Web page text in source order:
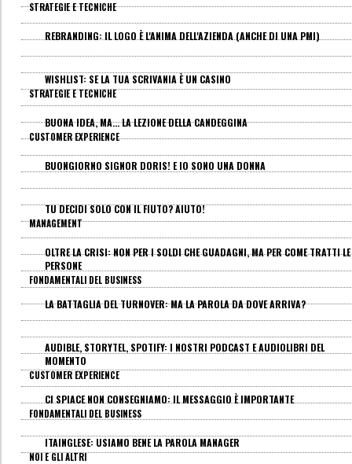
STRATEGIE E TECNICHE
REBRANDING: IL LOGO È L'ANIMA DELL'AZIENDA (ANCHE DI UNA PMI)
WISHLIST: SE LA TUA SCRIVANIA È UN CASINO
STRATEGIE E TECNICHE
BUONA IDEA, MA... LA LEZIONE DELLA CANDEGGINA
CUSTOMER EXPERIENCE
BUONGIORNO SIGNOR DORIS! E IO SONO UNA DONNA
TU DECIDI SOLO CON IL FIUTO? AIUTO!
MANAGEMENT
OLTRE LA CRISI: NON PER I SOLDI CHE GUADAGNI, MA PER COME TRATTI LE
PERSONE
FONDAMENTALI DEL BUSINESS
LA BATTAGLIA DEL TURNOVER: MA LA PAROLA DA DOVE ARRIVA?
AUDIBLE, STORYTEL, SPOTIFY: I NOSTRI PODCAST E AUDIOLIBRI DEL
MOMENTO
CUSTOMER EXPERIENCE
CI SPIACE NON CONSEGNIAMO: IL MESSAGGIO È IMPORTANTE
FONDAMENTALI DEL BUSINESS
ITAINGLESE: USIAMO BENE LA PAROLA MANAGER
NOI E GLI ALTRI